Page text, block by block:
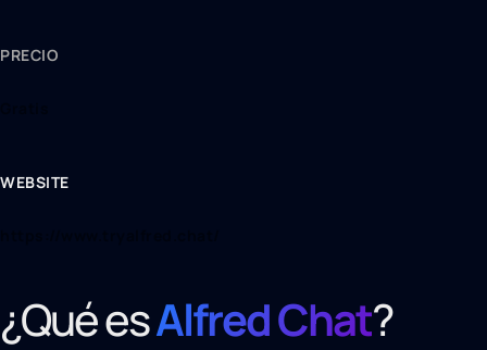
PRECIO
WEBSITE
¿Qué esAlfred Chat?